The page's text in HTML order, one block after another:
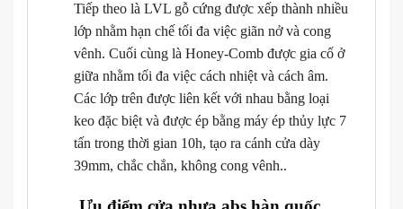
Tiếp theo là LVL gỗ cứng được xếp thành nhiều
lớp nhằm hạn chế tối đa việc giãn nở và cong
vênh. Cuối cùng là Honey-Comb được gia cố ở
giữa nhằm tối đa việc cách nhiệt và cách âm.
Các lớp trên được liên kết với nhau bằng loại
keo đặc biệt và được ép bằng máy ép thủy lực 7
tấn trong thời gian 10h, tạo ra cánh cửa dày
39mm, chắc chắn, không cong vênh..